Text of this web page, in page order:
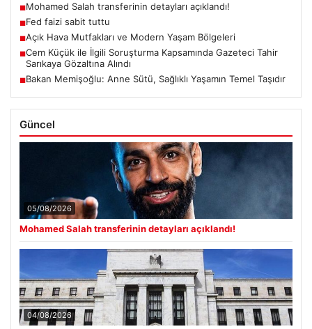
■Mohamed Salah transferinin detayları açıklandı!
■Fed faizi sabit tuttu
■Açık Hava Mutfakları ve Modern Yaşam Bölgeleri
■Cem Küçük ile İlgili Soruşturma Kapsamında Gazeteci Tahir
Sarıkaya Gözaltına Alındı
■Bakan Memişoğlu: Anne Sütü, Sağlıklı Yaşamın Temel Taşıdır
Güncel
05/08/2026
Mohamed Salah transferinin detayları açıklandı!
04/08/2026